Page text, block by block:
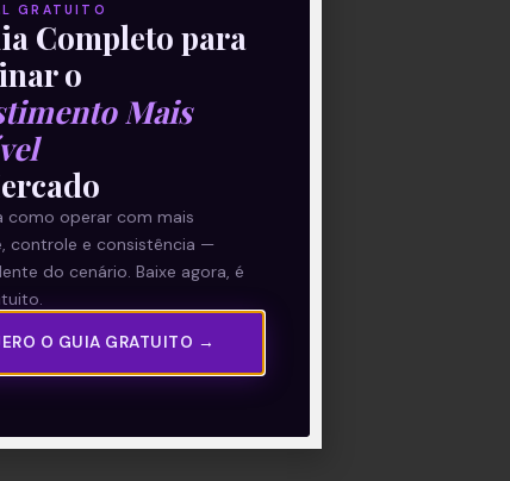
GRATUITO
Completo para
o
Mais
como operar com mais
controle e consistência —
do cenário. Baixe agora, é
O GUIA GRATUITO →